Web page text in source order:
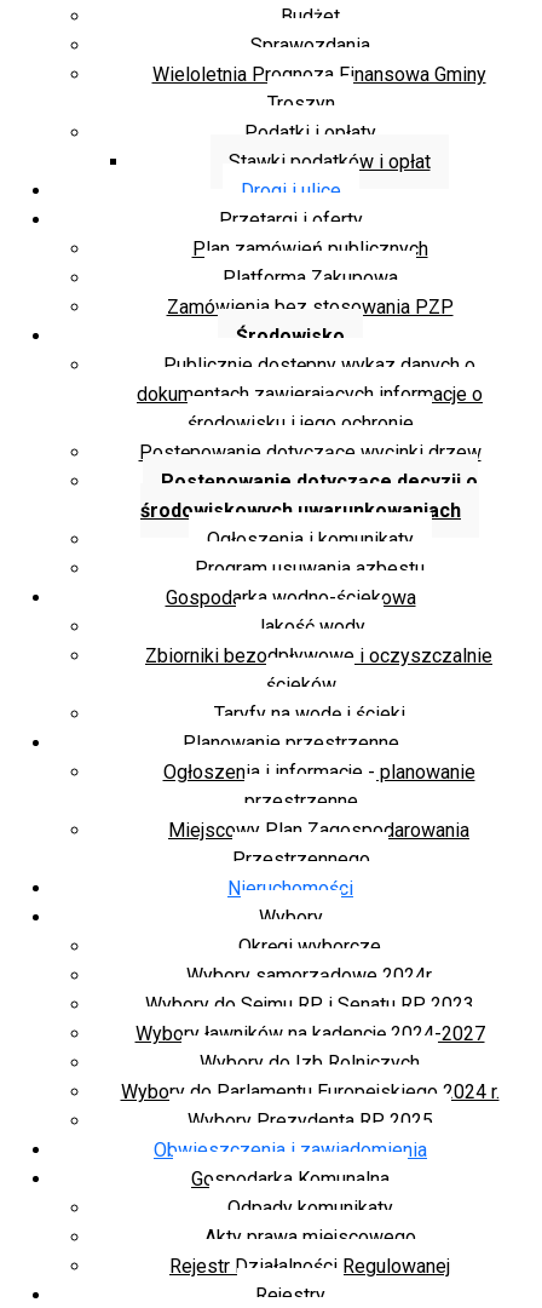
Budżet
Sprawozdania
Wieloletnia Prognoza Finansowa Gminy
Troszyn
Podatki i opłaty
Stawki podatków i opłat
Drogi i ulice
Przetargi i oferty
Plan zamówień publicznych
Platforma Zakupowa
Zamówienia bez stosowania PZP
Środowisko
Publicznie dostępny wykaz danych o
dokumentach zawierających informacje o
środowisku i jego ochronie
Postępowanie dotyczące wycinki drzew
Postępowanie dotyczące decyzji o
środowiskowych uwarunkowaniach
Ogłoszenia i komunikaty
Program usuwania azbestu
Gospodarka wodno-ściekowa
Jakość wody
Zbiorniki bezodpływowe i oczyszczalnie
ścieków
Taryfy na wodę i ścieki
Planowanie przestrzenne
Ogłoszenia i informacje - planowanie
przestrzenne
Miejscowy Plan Zagospodarowania
Przestrzennego
Nieruchomości
Wybory
Okręgi wyborcze
Wybory samorządowe 2024r.
Wybory do Sejmu RP i Senatu RP 2023
Wybory ławników na kadencję 2024-2027
Wybory do Izb Rolniczych
Wybory do Parlamentu Europejskiego 2024 r.
Wybory Prezydenta RP 2025
Obwieszczenia i zawiadomienia
Gospodarka Komunalna
Odpady komunikaty
Akty prawa miejscowego
Rejestr Działalności Regulowanej
Rejestry